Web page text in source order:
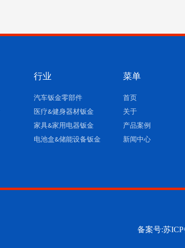
行业
汽车钣金零部件
医疗&健身器材钣金
家具&家用电器钣金
电池盒&储能设备钣金
菜单
首页
关于
产品案例
新闻中心
备案号:苏ICP